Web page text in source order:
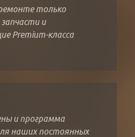
только
и
Premium-класса
и программа
наших постоянных